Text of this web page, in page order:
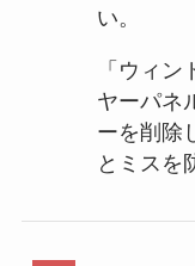
い。
「ウィ
ヤーパネ
ーを削除
とミスを